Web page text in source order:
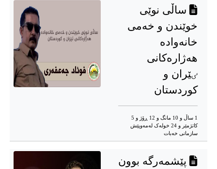
ساڵی نوێی
خوێندن و خەمی
خانەوادە
هەژارەکانی
ٸێران و
كوردستان
1 ساڵ و 10 مانگ و 12 ڕۆژ و 5
کاتژمێر و 24 خوله‌ک له‌مه‌وپێش‌
سازمانی خەبات
پێشمەرگە بوون